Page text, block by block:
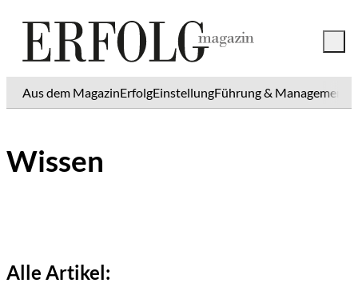
Aus dem MagazinErfolgEinstellungFührung & Management
Wissen
Alle Artikel: